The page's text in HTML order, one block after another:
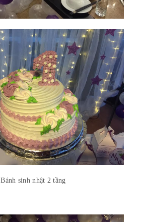
Bánh sinh nhật 2 tầng